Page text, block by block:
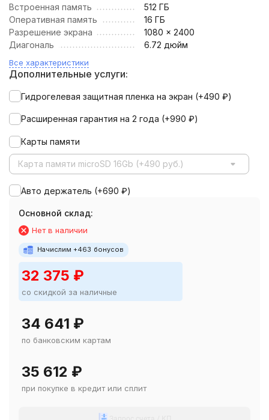
Встроенная память
512 ГБ
Оперативная память
16 ГБ
Разрешение экрана
1080 × 2400
Диагональ
6.72 дюйм
Все характеристики
Дополнительные услуги:
Гидрогелевая защитная пленка на экран (+490 ₽)
Расширенная гарантия на 2 года (+990 ₽)
Карты памяти
Карта памяти microSD 16Gb (+490 руб.)
Авто держатель (+690 ₽)
Основной склад:
Нет в наличии
Начислим +463 бонусов
32 375 ₽
со скидкой за наличные
34 641 ₽
по банковским картам
35 612 ₽
при покупке в кредит или сплит